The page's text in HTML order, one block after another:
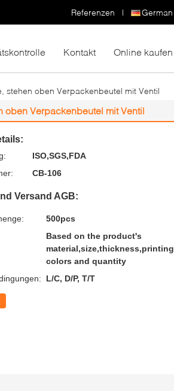
German
Referenzen |
Kontakt Online kaufen
stehen oben Verpackenbeutel mit Ventil
Verpackenbeutel mit Ventil
ISO,SGS,FDA
CB-106
Versand AGB:
500pcs
Based on the product's
material,size,thickness,printing
colors and quantity
L/C, D/P, T/T